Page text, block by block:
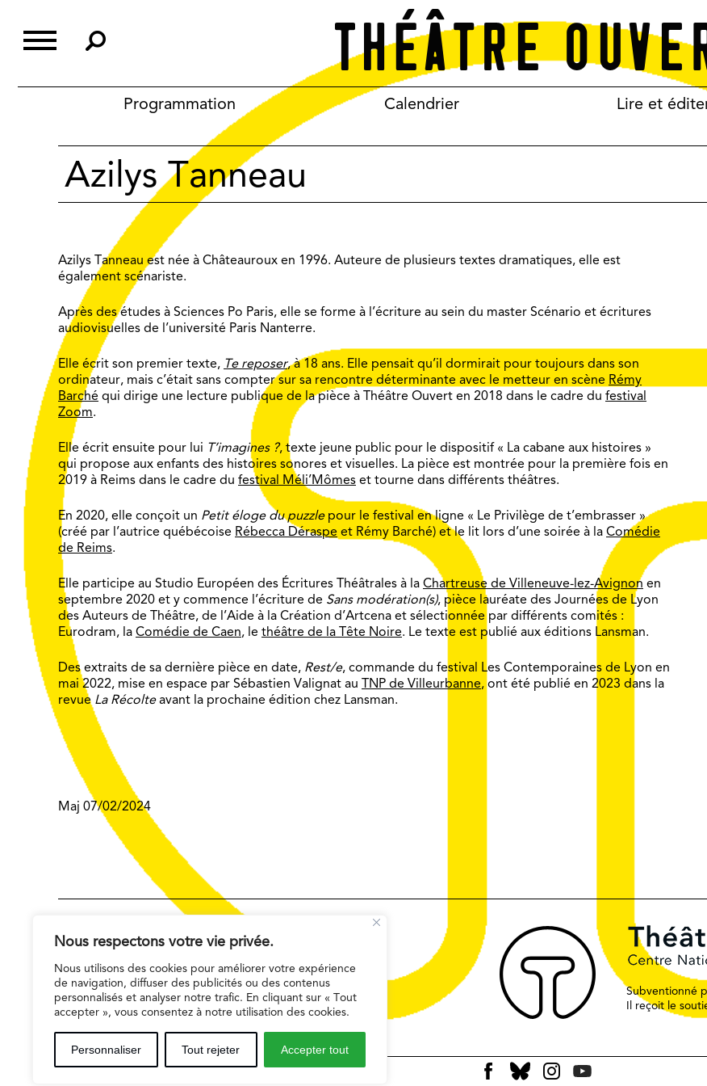
Nous respectons votre vie privée.
Nous utilisons des cookies pour améliorer votre expérience
de navigation, diffuser des publicités ou des contenus
personnalisés et analyser notre trafic. En cliquant sur « Tout
accepter », vous consentez à notre utilisation des cookies.
Personnaliser Tout rejeter Accepter tout
content
Programmation Calendrier Lire et
Azilys Tanneau
Azilys Tanneau est née à Châteauroux en 1996. Auteure de plusieurs textes dramatiques, elle est
également scénariste.
Après des études à Sciences Po Paris, elle se forme à l’écriture au sein du master Scénario et écritures
audiovisuelles de l’université Paris Nanterre.
Elle écrit son premier texte, Te reposer, à 18 ans. Elle pensait qu’il dormirait pour toujours dans son
ordinateur, mais c’était sans compter sur sa rencontre déterminante avec le metteur en scène Rémy
Barché qui dirige une lecture publique de la pièce à Théâtre Ouvert en 2018 dans le cadre du festival
Zoom.
Elle écrit ensuite pour lui T’imagines ?, texte jeune public pour le dispositif « La cabane aux histoires »
qui propose aux enfants des histoires sonores et visuelles. La pièce est montrée pour la première fois en
2019 à Reims dans le cadre du festival Méli’Mômes et tourne dans différents théâtres.
En 2020, elle conçoit un Petit éloge du puzzlepour le festival en ligne « Le Privilège de t’embrasser »
(créé par l’autrice québécoise Rébecca Déraspe et Rémy Barché) et le lit lors d’une soirée à la Comédie
de Reims.
Elle participe au Studio Européen des Écritures Théâtrales à la Chartreuse de Villeneuve-lez-Avignon en
septembre 2020 et y commence l’écriture de Sans modération(s), pièce lauréate des Journées de Lyon
des Auteurs de Théâtre, de l’Aide à la Création d’Artcena et sélectionnée par différents comités :
Eurodram, la Comédie de Caen, le théâtre de la Tête Noire. Le texte est publié aux éditions Lansman.
Des extraits de sa dernière pièce en date, Rest/e, commande du festival Les Contemporaines de Lyon en
mai 2022, mise en espace par Sébastien Valignat au TNP de Villeurbanne, ont été publié en 2023 dans la
revue La Récolteavant la prochaine édition chez Lansman.
Maj 07/02/2024
159 Avenue Gambetta
75020 Paris
01 42 55 74 40
Réservations 01 42 55 55 50
Subventionné
Il reçoit le